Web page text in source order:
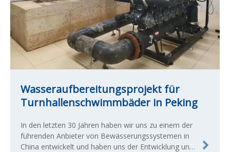
Wasseraufbereitungsprojekt für
Turnhallenschwimmbäder in Peking
In den letzten 30 Jahren haben wir uns zu einem der
führenden Anbieter von Bewässerungssystemen in
China entwickelt und haben uns der Entwicklung und